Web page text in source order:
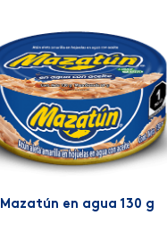
Mazatún en agua 130 g